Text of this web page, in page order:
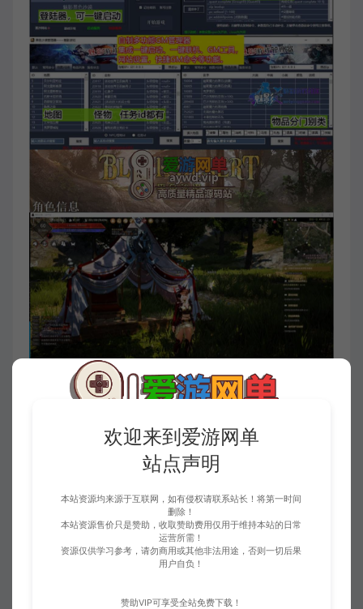
欢迎来到爱游网单
站点声明
本站资源均来源于互联网，如有侵权请联系站长！将第一时间
删除！
本站资源售价只是赞助，收取赞助费用仅用于维持本站的日常
运营所需！
资源仅供学习参考，请勿商用或其他非法用途，否则一切后果
用户自负！
赞助VIP可享受全站免费下载！